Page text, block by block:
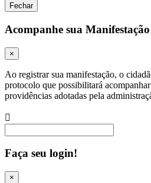
Fechar
Acompanhe sua Manifestação
×
Ao registrar sua manifestação, o
protocolo que possibilitará
providências adotadas pela
Faça seu login!
×